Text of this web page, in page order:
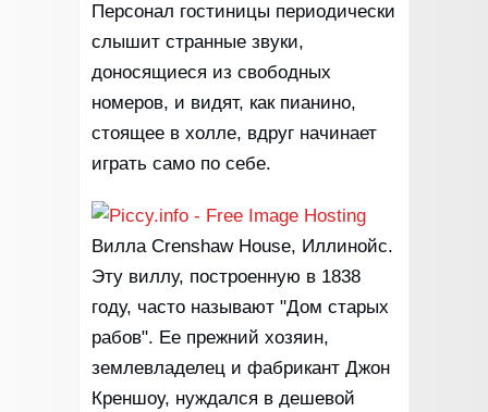
Персонал гостиницы периодически
слышит странные звуки,
доносящиеся из свободных
номеров, и видят, как пианино,
стоящее в холле, вдруг начинает
играть само по себе.
Вилла Crenshaw House, Иллинойс.
Эту виллу, построенную в 1838
году, часто называют "Дом старых
рабов". Ее прежний хозяин,
землевладелец и фабрикант Джон
Креншоу, нуждался в дешевой